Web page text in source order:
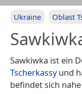
Ukraine Oblast
Sawkiwka ist ein
Tscherkassyund
befindet sich